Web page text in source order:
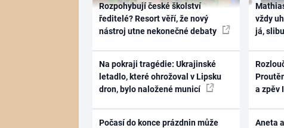
Rozpohybují české školství
ředitelé? Resort věří, že nový
nástroj utne nekonečné debaty
Na pokraji tragédie: Ukrajinské
letadlo, které ohrožoval v Lipsku
dron, bylo naložené municí
Počasí do konce prázdnin může
vždy
já,
a zpěv
Aneta